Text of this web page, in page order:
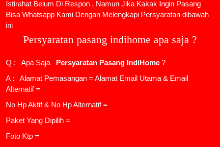
Istirahat Belum Di Respon , Namun Jika Kakak Ingin Pasang
Bisa Whatsapp Kami Dengan Melengkapi Persyaratan dibawah
ini
Persyaratan pasang indihome apa saja ?
Q : Apa Saja Persyaratan Pasang IndiHome ?
A : Alamat Pemasangan = Alamat Email Utama & Email
Alternatif =
No Hp Aktif & No Hp Alternatif =
Paket Yang Dipilih =
Foto Ktp =